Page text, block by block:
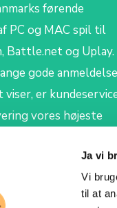
Ja vi
Vi
til at
førende
PC og MAC spil til
Battle.net og Uplay.
gode
er
vores højeste
din nye Steam-,
CD key på